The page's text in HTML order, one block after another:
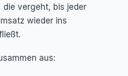
die vergeht, bis jeder
wieder ins
aus: